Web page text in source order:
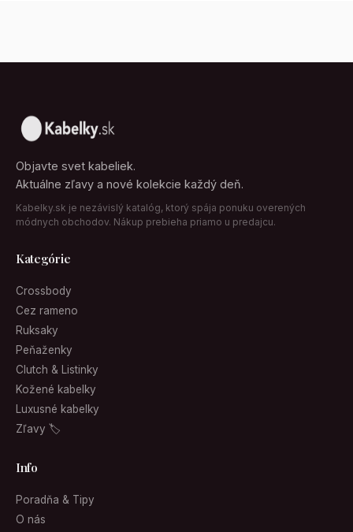
Objavte svet kabeliek.
Aktuálne zľavy a nové kolekcie každý deň.
Kabelky.sk je nezávislý katalóg, ktorý spája ponuku overených
módnych obchodov. Nákup prebieha priamo u predajcu.
Kategórie
Crossbody
Cez rameno
Ruksaky
Peňaženky
Clutch & Listinky
Kožené kabelky
Luxusné kabelky
Zľavy 🏷
Info
Poradňa & Tipy
O nás